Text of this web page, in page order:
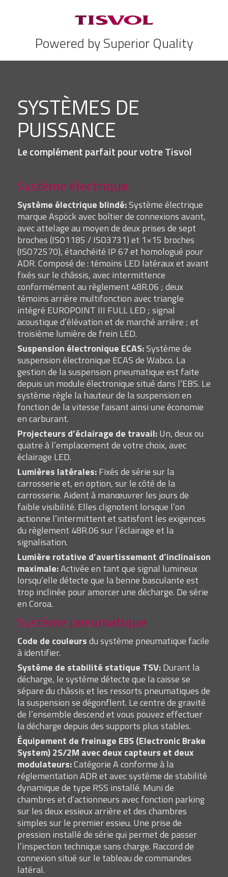
Powered by Superior Quality
SYSTÈMES DE
PUISSANCE
Le complément parfait pour votre Tisvol
Système électrique
Système électrique blindé:Système électrique
marque Aspöck avec boîtier de connexions avant,
avec attelage au moyen de deux prises de sept
broches (ISO1185 / ISO3731) et 1×15 broches
(ISO72570), étanchéité IP 67 et homologué pour
ADR. Composé de : témoins LED latéraux et avant
fixés sur le châssis, avec intermittence
conformément au règlement 48R.06 ; deux
témoins arrière multifonction avec triangle
intégré EUROPOINT III FULL LED ; signal
acoustique d’élévation et de marché arrière ; et
troisième lumière de frein LED.
Suspension électronique ECAS:Système de
suspension électronique ECAS de Wabco. La
gestion de la suspension pneumatique est faite
depuis un module électronique situé dans l’EBS. Le
système règle la hauteur de la suspension en
fonction de la vitesse faisant ainsi une économie
en carburant.
Projecteurs d’éclairage de travail:Un, deux ou
quatre à l’emplacement de votre choix, avec
éclairage LED.
Lumières latérales:Fixés de série sur la
carrosserie et, en option, sur le côté de la
carrosserie. Aident à manœuvrer les jours de
faible visibilité. Elles clignotent lorsque l’on
actionne l’intermittent et satisfont les exigences
du règlement 48R.06 sur l’éclairage et la
signalisation.
Lumière rotative d’avertissement d’inclinaison
maximale:Activée en tant que signal lumineux
lorsqu’elle détecte que la benne basculante est
trop inclinée pour amorcer une décharge. De série
en Coroa.
Système pneumatique
Code de couleursdu système pneumatique facile
à identifier.
Système de stabilité statique TSV:Durant la
décharge, le système détecte que la caisse se
sépare du châssis et les ressorts pneumatiques de
la suspension se dégonflent. Le centre de gravité
de l’ensemble descend et vous pouvez effectuer
la décharge depuis des supports plus stables.
Équipement de freinage EBS (Electronic Brake
System) 2S/2M avec deux capteurs et deux
modulateurs:Catégorie A conforme à la
réglementation ADR et avec système de stabilité
dynamique de type RSS installé. Muni de
chambres et d’actionneurs avec fonction parking
sur les deux essieux arrière et des chambres
simples sur le premier essieu. Une prise de
pression installé de série qui permet de passer
l’inspection technique sans charge. Raccord de
connexion situé sur le tableau de commandes
latéral.